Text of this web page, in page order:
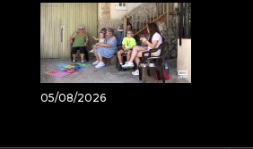
05/08/2026